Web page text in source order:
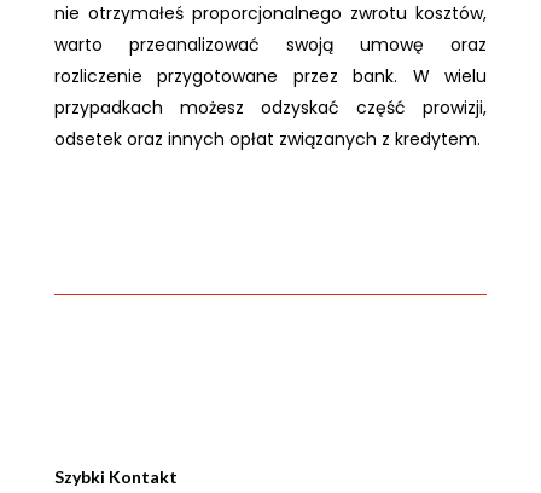
nie otrzymałeś proporcjonalnego zwrotu kosztów,
warto przeanalizować swoją umowę oraz
rozliczenie przygotowane przez bank. W wielu
przypadkach możesz odzyskać część prowizji,
odsetek oraz innych opłat związanych z kredytem.
Szybki Kontakt